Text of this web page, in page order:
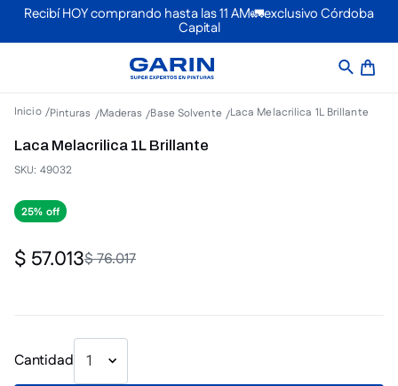
Recibí HOY comprando hasta las 11 AM🚛exclusivo Córdoba
Capital
Pinturas Maderas Base Solvente Laca Melacrilica 1L Brillante
Laca Melacrilica 1L Brillante
SKU: 49032
25%
$76.017
$ 57.013
Cantidad 1